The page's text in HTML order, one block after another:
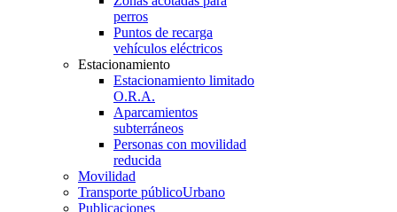
perros
Puntos de recarga
vehículos eléctricos
Estacionamiento
Estacionamiento limitado
O.R.A.
Aparcamientos
subterráneos
Personas con movilidad
reducida
Movilidad
Transporte públicoUrbano
Publicaciones